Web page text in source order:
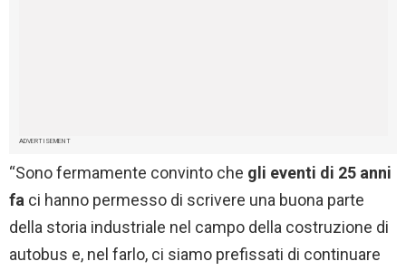
ADVERTISEMENT
“Sono fermamente convinto che gli eventi di 25 anni
fa ci hanno permesso di scrivere una buona parte
della storia industriale nel campo della costruzione di
autobus e, nel farlo, ci siamo prefissati di continuare